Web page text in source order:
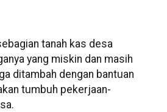
tanah kas desa
yang miskin dan masih
ditambah dengan bantuan
tumbuh pekerjaan-